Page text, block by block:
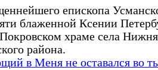
епископа
блаженной Ксении
храме села
района.
в Меня не оставался во